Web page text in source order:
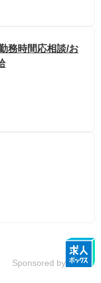
務時間応相談/お
Sponsored by